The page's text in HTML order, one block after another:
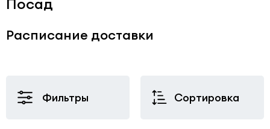
область
н,
Поселок
Посад
Расписание доставки
Фильтры Сортировка